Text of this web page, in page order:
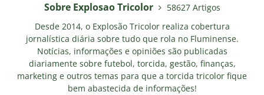
Sobre Explosao Tricolor
58627 Artigos
Desde 2014, o Explosão Tricolor realiza cobertura
jornalística diária sobre tudo que rola no Fluminense.
Notícias, informações e opiniões são publicadas
diariamente sobre futebol, torcida, gestão, finanças,
marketing e outros temas para que a torcida tricolor fique
bem abastecida de informações!